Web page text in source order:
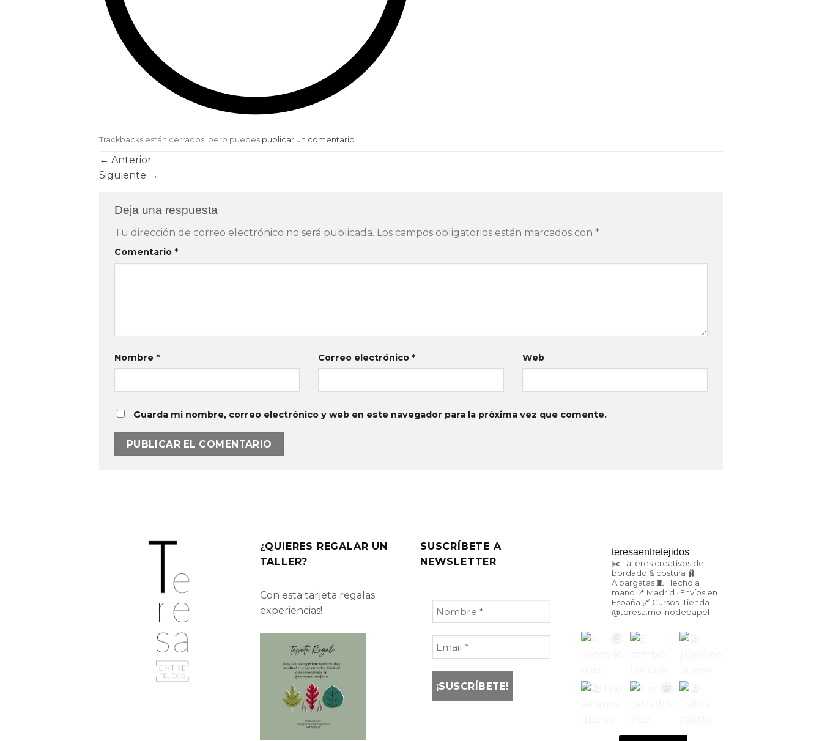
Trackbacks están cerrados, pero puedes publicar un comentario
← Anterior
Siguiente →
Deja una respuesta
Tu dirección de correo electrónico no será publicada. Los campos obligatorios están marcados con *
Comentario *
Nombre * Correo electrónico* Web
Guarda mi nombre, correo electrónico y web en este navegador para la próxima vez que comente.
¿QUIERES REGALAR UN
TALLER?
Con esta tarjeta regalas
experiencias!
SUSCRÍBETE A
NEWSLETTER
teresaentretejidos
✂️ Talleres creativos de
bordado & costura 🩰
Alpargatas🧵 Hecho a
mano 📍 Madrid · Envíos en
España 🔗 Cursos ·Tienda
@teresa.molinodepapel